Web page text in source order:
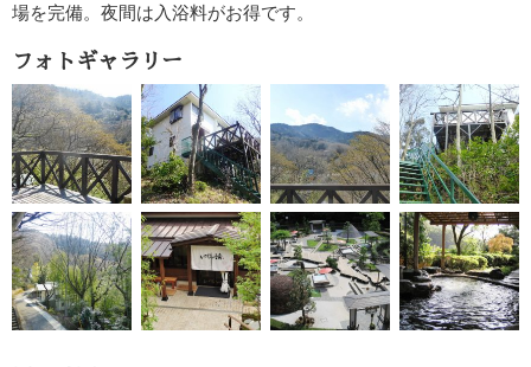
場を完備。夜間は入浴料がお得です。
フォトギャラリー